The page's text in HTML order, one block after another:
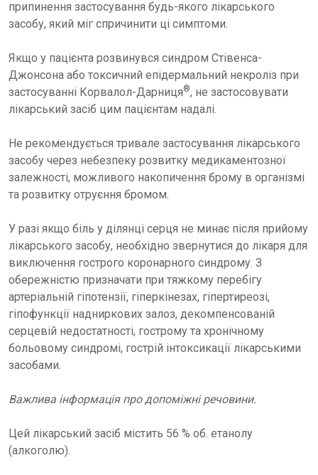
припинення застосування будь-якого лікарського
засобу, який міг спричинити ці симптоми.
Якщо у пацієнта розвинувся синдром Стівенса-
Джонсона або токсичний епідермальний некроліз при
застосуванні Корвалол-Дарниця®, не застосовувати
лікарський засіб цим пацієнтам надалі.
Не рекомендується тривале застосування лікарського
засобу через небезпеку розвитку медикаментозної
залежності, можливого накопичення брому в організмі
та розвитку отруєння бромом.
У разі якщо біль у ділянці серця не минає після прийому
лікарського засобу, необхідно звернутися до лікаря для
виключення гострого коронарного синдрому. З
обережністю призначати при тяжкому перебігу
артеріальній гіпотензії, гіперкінезах, гіпертиреозі,
гіпофункції надниркових залоз, декомпенсованій
серцевій недостатності, гострому та хронічному
больовому синдромі, гострій інтоксикації лікарськими
засобами.
Важлива інформація про допоміжні речовини.
Цей лікарський засіб містить 56 % об. етанолу
(алкоголю).